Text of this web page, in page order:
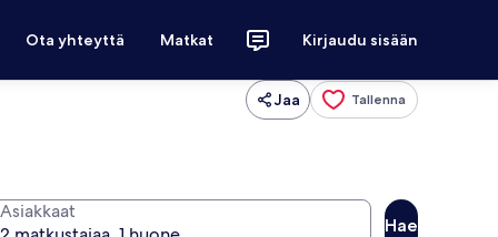
Ota yhteyttä Matkat Kirjaudu sisään
Jaa Tallenna
Asiakkaat
Hae